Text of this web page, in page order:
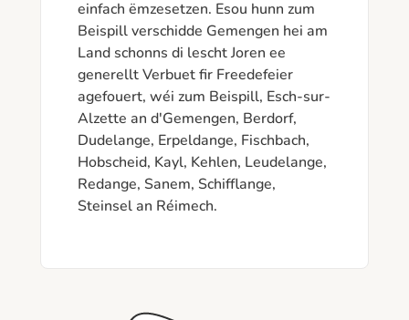
einfach ëmzesetzen. Esou hunn zum
Beispill verschidde Gemengen hei am
Land schonns di lescht Joren ee
generellt Verbuet fir Freedefeier
agefouert, wéi zum Beispill, Esch-sur-
Alzette an d'Gemengen, Berdorf,
Dudelange, Erpeldange, Fischbach,
Hobscheid, Kayl, Kehlen, Leudelange,
Redange, Sanem, Schifflange,
Steinsel an Réimech.